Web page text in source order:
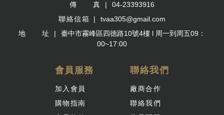
傳 真
04-23393916
聯絡信箱
tvaa305@gmail.com
地 址
臺中市霧峰區四德路10號4樓 l 周一到周五09：
00~17:00
會員服務
加入會員
購物指南
聯絡我們
廠商合作
聯絡我們